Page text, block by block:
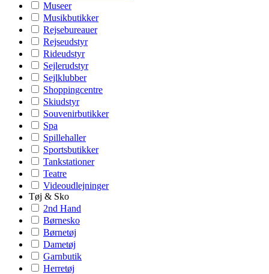
Museer
Musikbutikker
Rejsebureauer
Rejseudstyr
Rideudstyr
Sejlerudstyr
Sejlklubber
Shoppingcentre
Skiudstyr
Souvenirbutikker
Spa
Spillehaller
Sportsbutikker
Tankstationer
Teatre
Videoudlejninger
Tøj & Sko
2nd Hand
Børnesko
Børnetøj
Dametøj
Garnbutik
Herretøj